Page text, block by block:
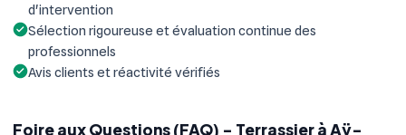
d'intervention
Sélection rigoureuse et évaluation continue des
professionnels
Avis clients et réactivité vérifiés
Foire aux Questions (FAQ) - Terrassier à Aÿ-